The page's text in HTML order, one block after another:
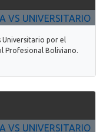
Universitario por el
Profesional Boliviano.